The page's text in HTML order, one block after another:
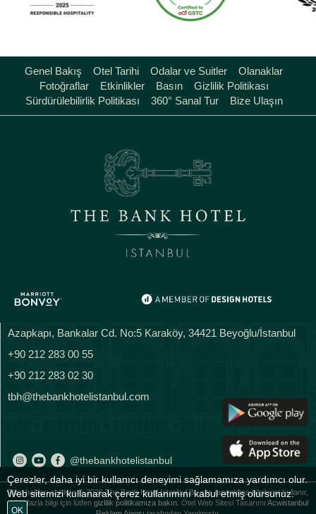
Çerezler, daha iyi bir kullanıcı deneyimi sağlamamıza yardımcı olur.
Web sitemizi kullanarak çerez kullanımını kabul etmiş olursunuz.
OK
Genel Bakış Otel Tarihi Odalar ve Suitler
Olanaklar
Fotoğraflar
Etkinlikler Basın
Gizlilik Politikası
Sürdürülebilirlik Politikası
360° Sanal Tur Bize Ulaşın
Azapkapı, Bankalar Cd. No:5 Karaköy, 34421 Beyoğlu/İstanbul
+90 212 283 00 55
+90 212 283 02 30
tbh@thebankhotelistanbul.com
@thebankhotelistanbul
Tüm hakları saklıdır © 2026 The Bank Hotel Istanbul Bu site tanımlama bilgilerini kullanır,
daha fazla bilgi için lütfen gizlilik politikamıza bakın. Otel Web Sitesi Tasarımı Acwistanbul